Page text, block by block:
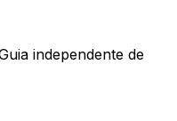
independente de